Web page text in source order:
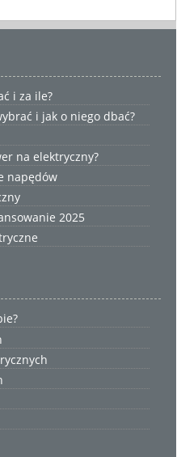
i za ile?
i jak o niego dbać?
na elektryczny?
napędów
2025